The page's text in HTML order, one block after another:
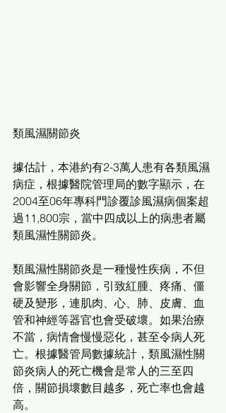
類風濕關節炎
據估計，本港約有2-3萬人患有各類風濕
病症，根據醫院管理局的數字顯示，在
2004至06年專科門診覆診風濕病個案超
過11,800宗，當中四成以上的病患者屬
類風濕性關節炎。
類風濕性關節炎是一種慢性疾病，不但
會影響全身關節，引致紅腫、疼痛、僵
硬及變形，連肌肉、心、肺、皮膚、血
管和神經等器官也會受破壞。如果治療
不當，病情會慢慢惡化，甚至令病人死
亡。根據醫管局數據統計，類風濕性關
節炎病人的死亡機會是常人的三至四
倍，關節損壞數目越多，死亡率也會越
高。